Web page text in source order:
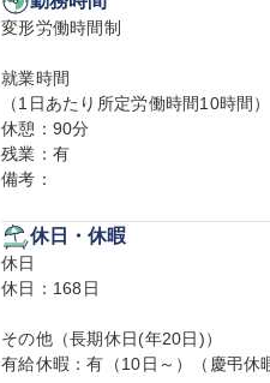
変形労働時間制
就業時間
（1日あたり所定労働時間10時間）
休憩：90分
残業：有
備考：
休日・休暇
休日
休日：168日
その他（長期休日(年20日)）
有給休暇：有（10日～）（慶弔休